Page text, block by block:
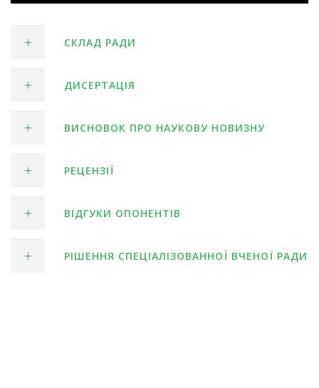
СКЛАД РАДИ
ДИСЕРТАЦІЯ
ВИСНОВОК ПРО НАУКОВУ НОВИЗНУ
РЕЦЕНЗІЇ
ВІДГУКИ ОПОНЕНТІВ
РІШЕННЯ СПЕЦІАЛІЗОВАННОЇ ВЧЕНОЇ РАДИ